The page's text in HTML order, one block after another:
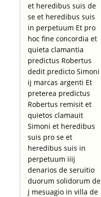
et heredibus suis de
se et heredibus suis
in perpetuum Et pro
hoc fine concordia et
quieta clamantia
predictus Robertus
dedit predicto Simoni
ij marcas argenti Et
preterea predictus
Robertus remisit et
quietos clamauit
Simoni et heredibus
suis pro se et
heredibus suis in
perpetuum iiij
denarios de seruitio
duorum solidorum de
j mesuagio in villa de